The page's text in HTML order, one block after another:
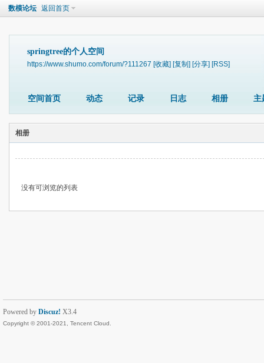
数模论坛 返回首页
springtree的个人空间
https://www.shumo.com/forum/?111267 [收藏] [复制] [分享] [RSS]
空间首页 动态 记录 日志 相册 主
相册
没有可浏览的列表
Powered by Discuz! X3.4
Copyright © 2001-2021, Tencent Cloud.